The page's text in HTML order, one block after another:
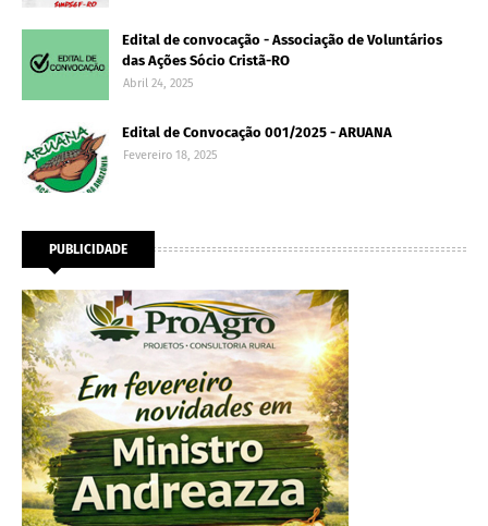
Edital de convocação - Associação de Voluntários
das Ações Sócio Cristã-RO
Abril 24, 2025
Edital de Convocação 001/2025 - ARUANA
Fevereiro 18, 2025
PUBLICIDADE